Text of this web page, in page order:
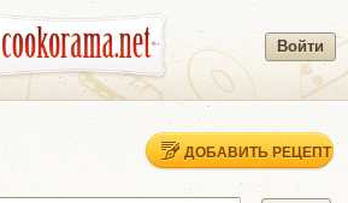
Войти
ДОБАВИТЬ РЕЦЕПТ